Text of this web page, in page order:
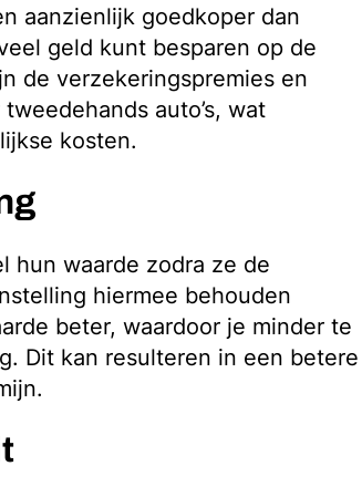
aanzienlijk goedkoper dan
geld kunt besparen op de
de verzekeringspremies en
auto’s, wat
kosten.
hun waarde zodra ze de
hiermee behouden
beter, waardoor je minder te
Dit kan resulteren in een betere